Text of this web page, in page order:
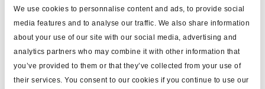
We use cookies to personnalise content and ads, to provide social
media features and to analyse our traffic. We also share information
about your use of our site with our social media, advertising and
analytics partners who may combine it with other information that
you’ve provided to them or that they’ve collected from your use of
their services. You consent to our cookies if you continue to use our
para ABS MGX
long.cable (m) 2.0
tipo recta
para n.dientes corona 60